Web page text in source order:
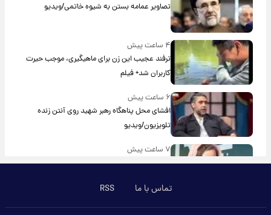
تصاویر عمامه بستن به شیوه خاتمی/ویدیو
۴ ساعت پیش
ترفند عجیب این زن برای ماهیگیری، موجب حیرت
کاربران شد+ فیلم
۶ ساعت پیش
افشای محل پناهگاه‌ رهبر شهید روی آنتن زنده
تلویزیون/ویدیو
۷ ساعت پیش
ترس نعیمه نظام‌دوست از بغل کردن دختری با
تماس با ما RSS